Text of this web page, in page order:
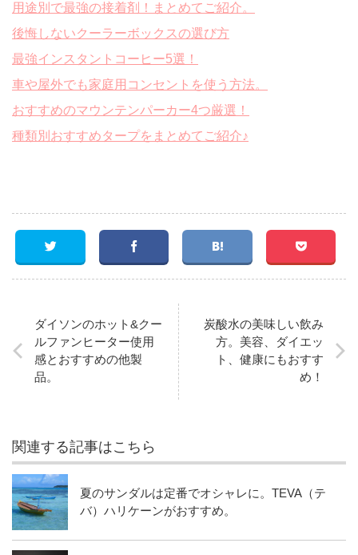
用途別で最強の接着剤！まとめてご紹介。
後悔しないクーラーボックスの選び方
最強インスタントコーヒー5選！
車や屋外でも家庭用コンセントを使う方法。
おすすめのマウンテンパーカー4つ厳選！
種類別おすすめタープをまとめてご紹介♪
ダイソンのホット&クー
ルファンヒーター使用
感とおすすめの他製
品。
炭酸水の美味しい飲み
方。美容、ダイエッ
ト、健康にもおすす
め！
関連する記事はこちら
夏のサンダルは定番でオシャレに。TEVA（テ
バ）ハリケーンがおすすめ。